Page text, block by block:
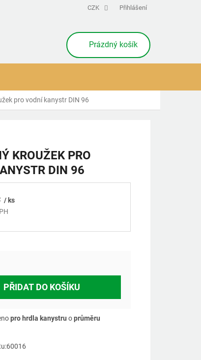
CZK Přihlášení
NÁKUPNÍ
KOŠÍK
Prázdný košík
pro vodní kanystr DIN 96
KROUŽEK PRO
DIN 96
/ ks
PŘIDAT DO KOŠÍKU
pro hrdla kanystru oprůměru